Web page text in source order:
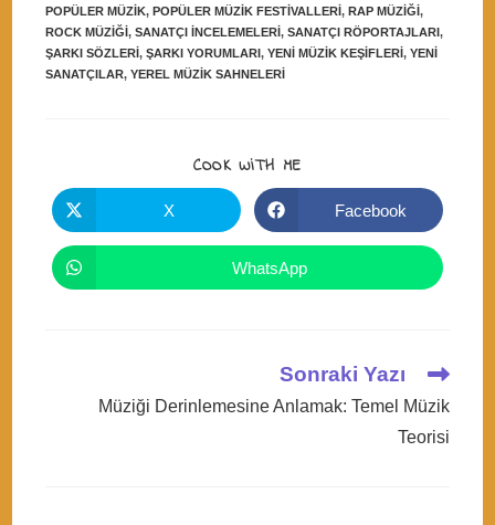
POPÜLER MÜZIK, POPÜLER MÜZIK FESTIVALLERI, RAP MÜZIĞI,
ROCK MÜZIĞI, SANATÇI INCELEMELERI, SANATÇI RÖPORTAJLARI,
ŞARKI SÖZLERI, ŞARKI YORUMLARI, YENI MÜZIK KEŞIFLERI, YENI
SANATÇILAR, YEREL MÜZIK SAHNELERI
COOK WITH ME
Opens
in
a
X
Opens
in
a
Facebook
Opens
in
WhatsApp
Sonraki Yazı
Müziği Derinlemesine Anlamak: Temel Müzik
Teorisi